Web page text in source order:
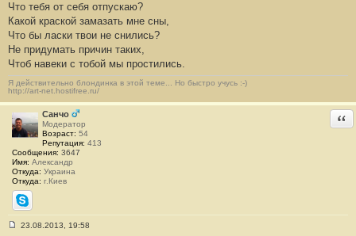
Что тебя от себя отпускаю?
Какой краской замазать мне сны,
Что бы ласки твои не снились?
Не придумать причин таких,
Чтоб навеки с тобой мы простились.
Я действительно блондинка в этой теме... Но быстро учусь :-)
http://art-net.hostifree.ru/
Санчо
Модератор
Возраст: 54
Репутация: 413
Сообщения: 3647
Имя: Александр
Откуда: Украина
Откуда: г.Киев
Skype
23.08.2013, 19:58